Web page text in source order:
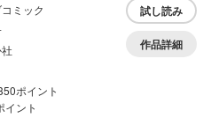
ミック
ポイント
イント
試し読み
作品詳細